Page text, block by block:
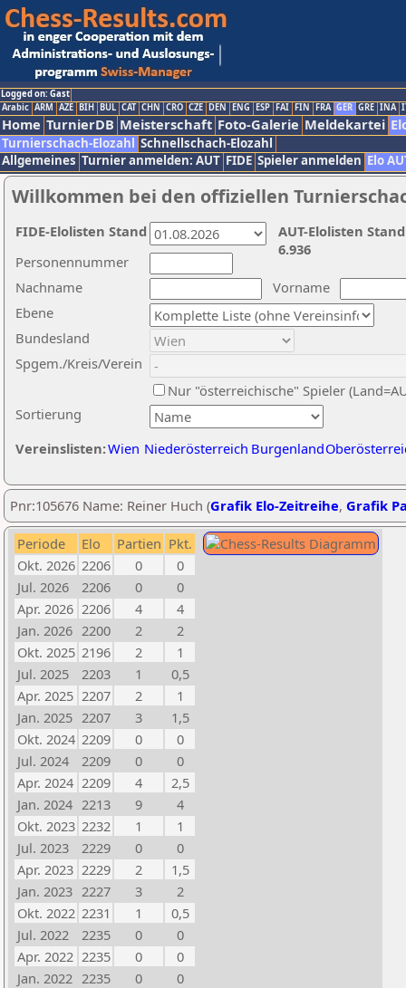
Logged on: Gast
Arabic ARM AZE BIH BUL CAT CHN CRO CZE DEN ENG ESP FAI FIN FRA GER GRE INA
Home TurnierDB Meisterschaft Foto-Galerie Meldekartei
Turnierschach-Elozahl Schnellschach-Elozahl
Allgemeines Turnier anmelden: AUT FIDE Spieler anmelden Elo
Willkommen bei den offiziellen
Nachname
Vorname
Ebene
Sortierung
Personennummer
Bundesland
Spgem./Kreis/Verein
Nur "österreichische" Spieler
Vereinslisten:Wien Niederösterreich Burgenland
AUT-Elolisten
6.936
FIDE-Elolisten Stand
Pnr:105676 Name: Reiner Huch (Grafik Elo-Zeitreihe, Grafik
Periode Elo Partien Pkt.
Okt. 2026 2206 0
0
Jul. 2026
2206 0
0
Apr. 2026 2206 4
4
Jan. 2026 2200 2
2
Okt. 2025 2196 2
1
Jul. 2025
2203 1
0,5
Apr. 2025 2207 2
1
Jan. 2025 2207 3
1,5
Okt. 2024 2209 0
0
Jul. 2024
2209 0
0
Apr. 2024 2209 4
2,5
Jan. 2024 2213 9
4
Okt. 2023 2232 1
1
Jul. 2023
2229 0
0
Apr. 2023 2229 2
1,5
Jan. 2023 2227 3
2
Okt. 2022 2231 1
0,5
Jul. 2022
2235 0
0
Apr. 2022 2235 0
0
Jan. 2022 2235 0
0